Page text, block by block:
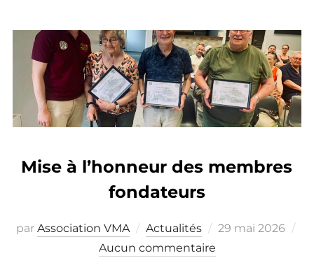
Mise à l’honneur des membres
fondateurs
par Association VMA Actualités
Publié
29 mai 2026
Aucun commentaire